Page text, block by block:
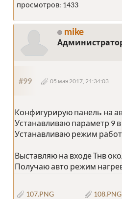
просмотров: 1433
mike
#99 05 мая 2017, 21:34:03
Конфигурирую панель на
Устанавливаю параметр 9 в
Устанавливаю режим
Выставляю на входе Тнв
Получаю авто режим
107.PNG
108.PNG